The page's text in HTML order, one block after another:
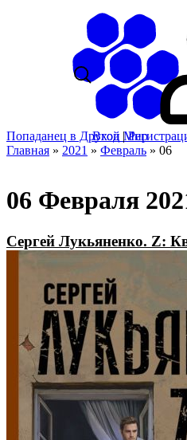
Попаданец в Другой Мир
Вход |
Главная » 2021 » Февраль » 06
06 Февраля
Сергей Лукьяненко. Z: